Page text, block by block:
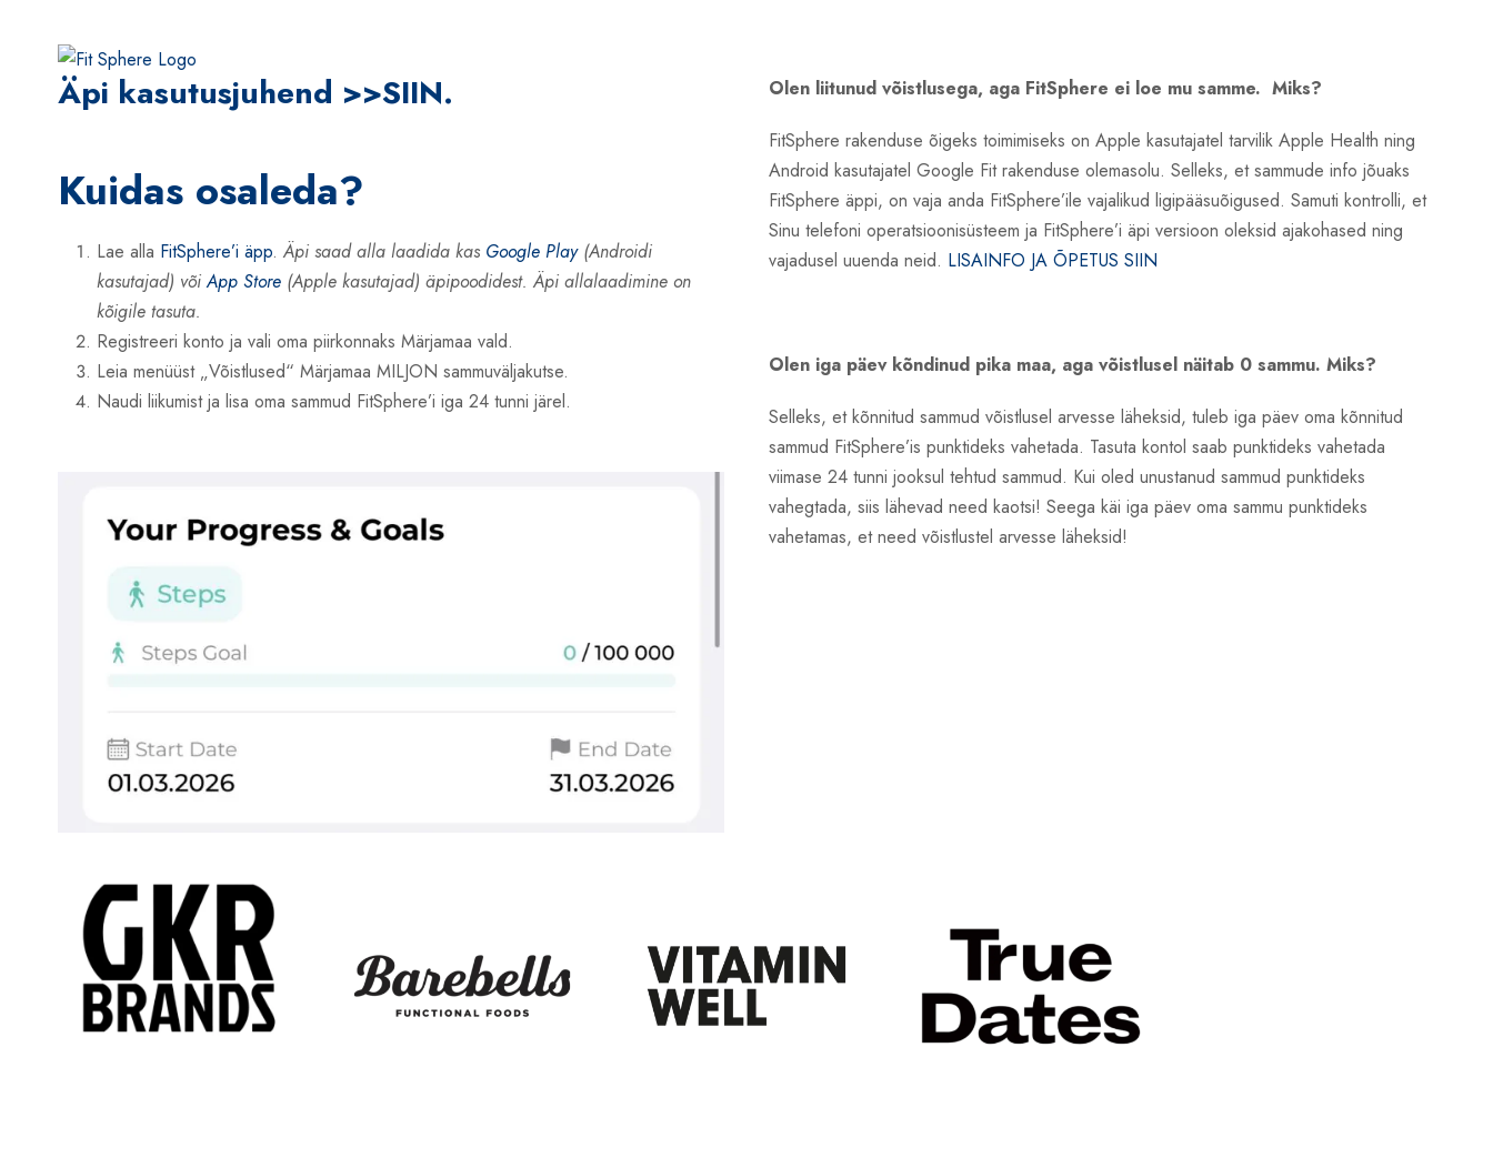
Äpi kasutusjuhend >>SIIN.
Kuidas osaleda?
Lae alla FitSphere’i äpp.Äpi saad alla laadida kas Google Play(Androidi
kasutajad) võiApp Store (Apple kasutajad) äpipoodidest. Äpi allalaadimine on
kõigile tasuta.
Registreeri konto ja vali oma piirkonnaks Märjamaa vald.
Leia menüüst „Võistlused“ Märjamaa MILJON sammuväljakutse.
Naudi liikumist ja lisa oma sammud FitSphere’i iga 24 tunni järel.
Olen liitunud võistlusega, aga FitSphere ei loe mu samme. Miks?
FitSphere rakenduse õigeks toimimiseks on Apple kasutajatel tarvilik Apple Health ning
Android kasutajatel Google Fit rakenduse olemasolu. Selleks, et sammude info jõuaks
FitSphere äppi, on vaja anda FitSphere’ile vajalikud ligipääsuõigused. Samuti kontrolli, et
Sinu telefoni operatsioonisüsteem ja FitSphere’i äpi versioon oleksid ajakohased ning
vajadusel uuenda neid. LISAINFO JA ÕPETUS SIIN
Olen iga päev kõndinud pika maa, aga võistlusel näitab 0 sammu. Miks?
Selleks, et kõnnitud sammud võistlusel arvesse läheksid, tuleb iga päev oma kõnnitud
sammud FitSphere’is punktideks vahetada. Tasuta kontol saab punktideks vahetada
viimase 24 tunni jooksul tehtud sammud. Kui oled unustanud sammud punktideks
vahegtada, siis lähevad need kaotsi! Seega käi iga päev oma sammu punktideks
vahetamas, et need võistlustel arvesse läheksid!